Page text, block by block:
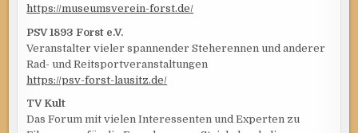
https://museumsverein-forst.de/
PSV 1893 Forst e.V.
Veranstalter vieler spannender Steherennen und anderer
Rad- und Reitsportveranstaltungen
https://psv-forst-lausitz.de/
TV Kult
Das Forum mit vielen Interessenten und Experten zu